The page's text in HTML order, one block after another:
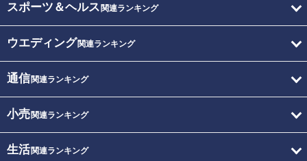
スポーツ＆ヘルス 関連ランキング
ウエディング関連ランキング
通信関連ランキング
小売関連ランキング
生活関連ランキング